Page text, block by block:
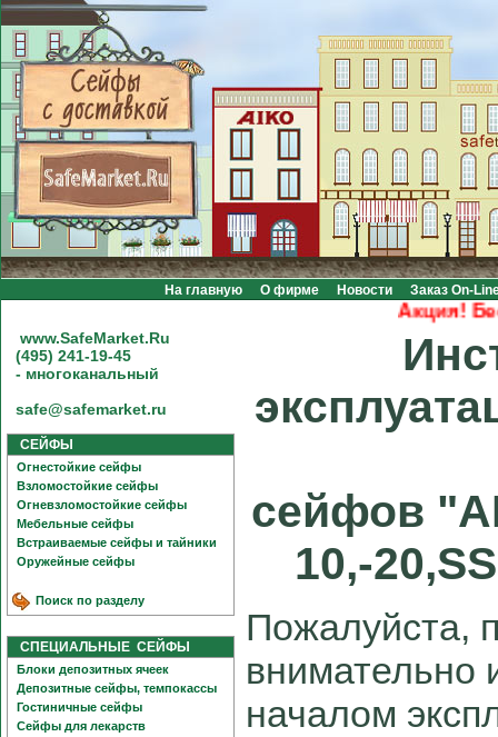
На главную О фирме Новости Заказ On-
Акция!
www.SafeMarket.Ru
(495) 241-19-45
- многоканальный
safe@safemarket.ru
СЕЙФЫ
Огнестойкие сейфы
Взломостойкие сейфы
Огневзломостойкие сейфы
Мебельные сейфы
Встраиваемые сейфы и тайники
Оружейные сейфы
Поиск по разделу
СПЕЦИАЛЬНЫЕ СЕЙФЫ
Блоки депозитных ячеек
Депозитные сейфы, темпокассы
Гостиничные сейфы
Сейфы для лекарств
сейфов
10,-
Пожалуйста,
внимательно
началом